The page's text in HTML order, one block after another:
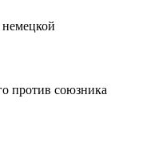
против союзника